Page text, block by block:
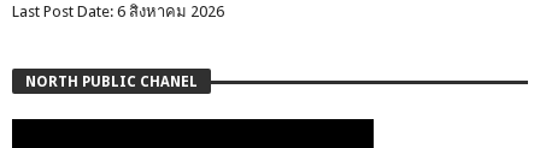
Last Post Date: 6 สิงหาคม 2026
NORTH PUBLIC CHANEL